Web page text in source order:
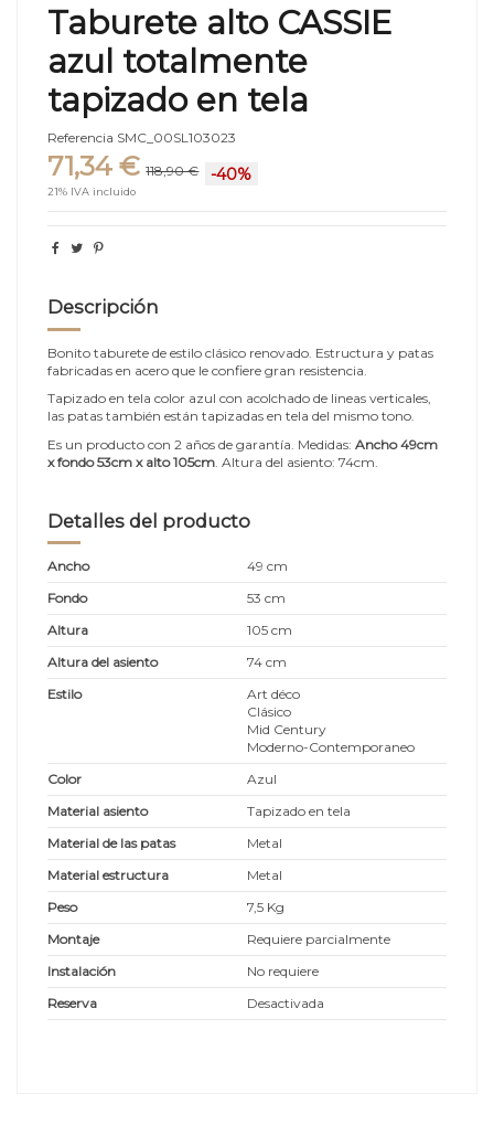
Taburete alto CASSIE
azul totalmente
tapizado en tela
Referencia SMC_00SL103023
71,34 € 118,90 € -40%
21% IVA incluido
Descripción
Bonito taburete de estilo clásico renovado. Estructura y patas
fabricadas en acero que le confiere gran resistencia.
Tapizado en tela color azul con acolchado de lineas verticales,
las patas también están tapizadas en tela del mismo tono.
Es un producto con 2 años de garantía. Medidas: Ancho 49cm
x fondo 53cm x alto 105cm . Altura del asiento: 74cm.
Detalles del producto
Ancho
49 cm
Fondo
53 cm
Altura
105 cm
Altura del asiento
74 cm
Estilo
Art déco
Clásico
Mid Century
Moderno-Contemporaneo
Color
Azul
Material asiento
Tapizado en tela
Material de las patas
Metal
Material estructura
Metal
Peso
7,5 Kg
Montaje
Requiere parcialmente
Instalación
No requiere
Reserva
Desactivada